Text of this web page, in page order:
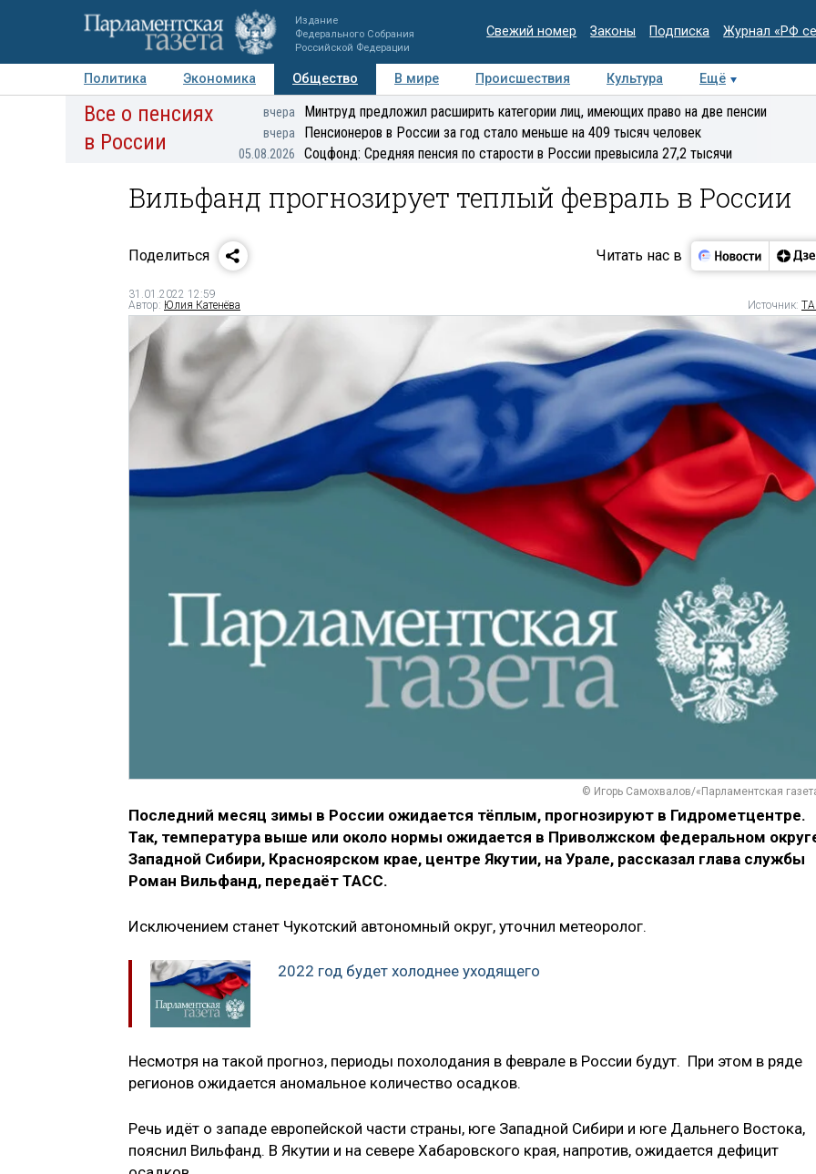
Издание
Федерального Собрания
Российской Федерации
Свежий номер Законы Подписка Журнал «РФ
Политика Экономика Общество В мире Происшествия Культура
Ещё
Авторы Персоны Мнения Регионы Медиацентр Интервью Колумнисты
Все о пенсиях
в России
вчера Минтруд предложил расширить категории лиц, имеющих право на две пенсии
вчера Пенсионеров в России за год стало меньше на 409 тысяч человек
05.08.2026 Соцфонд: Средняя пенсия по старости в России превысила 27,2 тысячи
Вильфанд прогнозирует теплый февраль в России
Поделиться Читать нас в
31.01.2022 12:59
Автор: Юлия Катенёва Источник:
© Игорь Самохвалов/«Парламентская
Последний месяц зимы в России ожидается тёплым, прогнозируют в Гидрометцентре.
Так, температура выше или около нормы ожидается в Приволжском федеральном
Западной Сибири, Красноярском крае, центре Якутии, на Урале, рассказал глава службы
Роман Вильфанд, передаёт ТАСС.
Исключением станет Чукотский автономный округ, уточнил метеоролог.
2022 год будет холоднее уходящего
Несмотря на такой прогноз, периоды похолодания в феврале в России будут. При этом в ряде
регионов ожидается аномальное количество осадков.
Речь идёт о западе европейской части страны, юге Западной Сибири и юге Дальнего Востока,
пояснил Вильфанд. В Якутии и на севере Хабаровского края, напротив, ожидается дефицит